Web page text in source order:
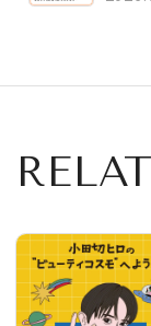
正効